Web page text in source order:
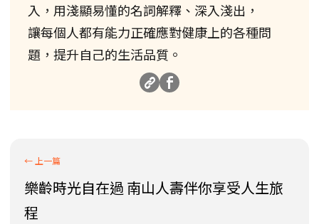
入，用淺顯易懂的名詞解釋、深入淺出，
讓每個人都有能力正確應對健康上的各種問
題，提升自己的生活品質。
樂齡時光自在過 南山人壽伴你享受人生旅
程